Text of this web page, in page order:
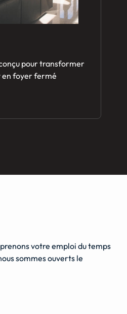
pour transformer
foyer fermé
votre emploi du temps
sommes ouverts le